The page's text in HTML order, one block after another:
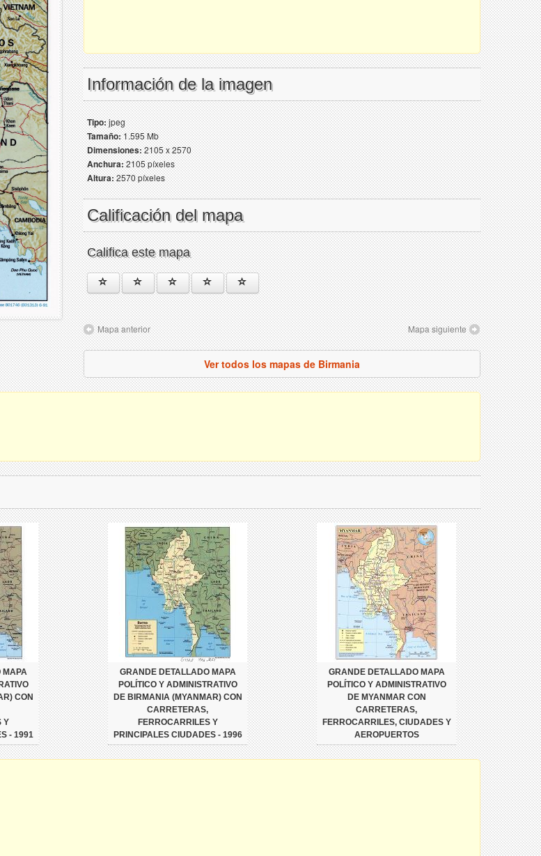
Información de la imagen
Tipo:jpeg
Tamaño:1.595 Mb
Dimensiones:2105 x 2570
Anchura:2105 píxeles
Altura:2570 píxeles
Calificación del mapa
Califica este mapa
Mapa anterior Mapa siguiente
Ver todos los mapas de Birmania
MAPA
CON
Y
- 1991
GRANDE DETALLADO MAPA
POLÍTICO Y ADMINISTRATIVO
DE BIRMANIA (MYANMAR) CON
CARRETERAS,
FERROCARRILES Y
PRINCIPALES CIUDADES - 1996
GRANDE DETALLADO MAPA
POLÍTICO Y ADMINISTRATIVO
DE MYANMAR CON
CARRETERAS,
FERROCARRILES, CIUDADES Y
AEROPUERTOS